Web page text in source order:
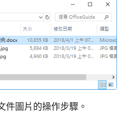
件圖片的操作步驟。